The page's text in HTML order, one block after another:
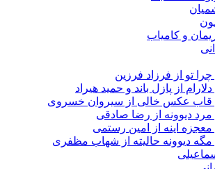
و کامیاب
تو از فرزاد فرزین
از پازل باند و حمید هیراد
عکس خالی از سیروان خسروی
دیوونه از رضا صادقی
اینه از امین رستمی
دیوونه حالیته از شهاب مظفری